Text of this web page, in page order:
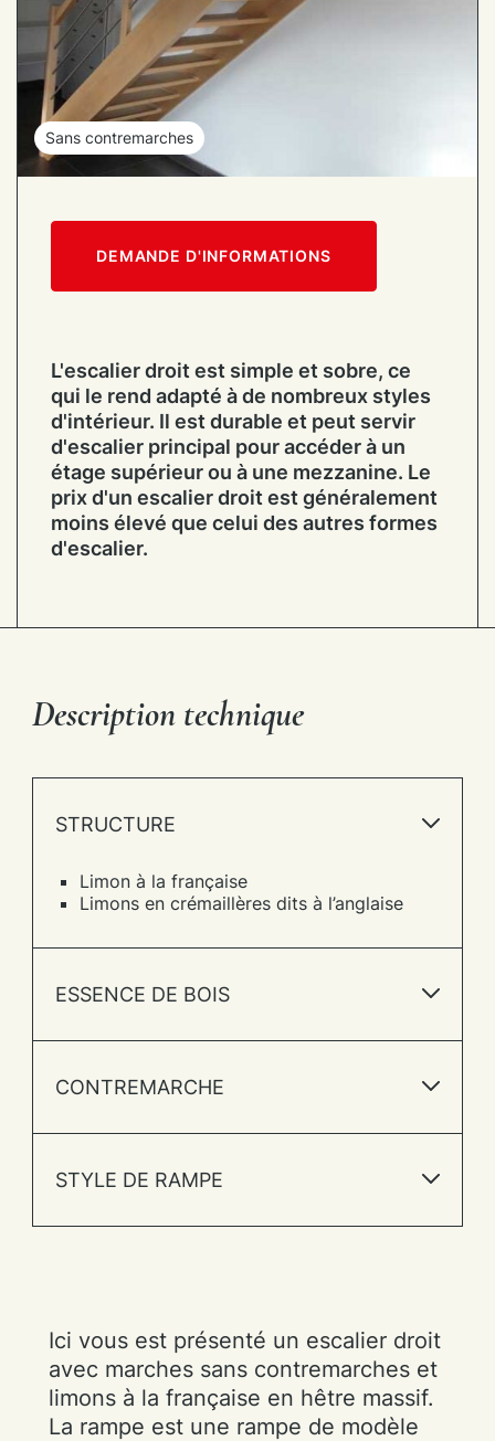
Sans contremarches
DEMANDE D'INFORMATIONS
L'escalier droit est simple et sobre, ce
qui le rend adapté à de nombreux styles
d'intérieur. Il est durable et peut servir
d'escalier principal pour accéder à un
étage supérieur ou à une mezzanine. Le
prix d'un escalier droit est généralement
moins élevé que celui des autres formes
d'escalier.
Description technique
STRUCTURE
Limon à la française
Limons en crémaillères dits à l’anglaise
ESSENCE DE BOIS
CONTREMARCHE
STYLE DE RAMPE
Ici vous est présenté un escalier droit
avec marches sans contremarches et
limons à la française en hêtre massif.
La rampe est une rampe de modèle